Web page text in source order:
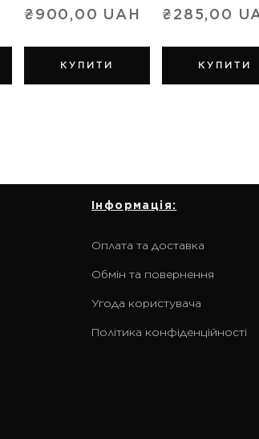
₴900,00 UAH
КУПИТИ
₴285,00
КУПИТИ
Інформація:
Оплата та доставка
Обмін та повернення
Угода користувача
Політика конфіденційності